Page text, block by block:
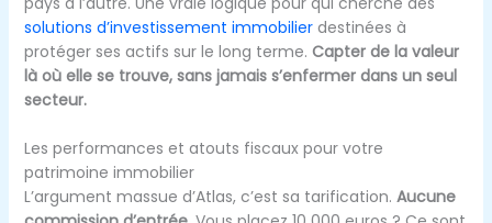
solutions d’investissement immobilierdestinées à
protéger ses actifs sur le long terme. Capter de la valeur
là où elle se trouve, sans jamais s’enfermer dans un seul
secteur.
Les performances et atouts fiscaux pour votre
patrimoine immobilier
L’argument massue d’Atlas, c’est sa tarification. Aucune